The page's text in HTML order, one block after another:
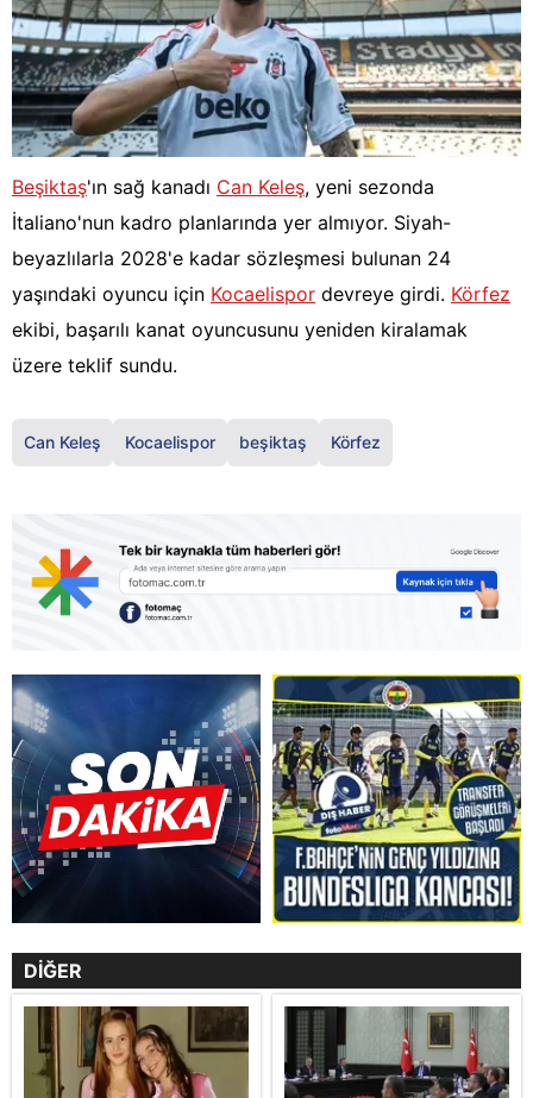
Beşiktaş'ın sağ kanadı Can Keleş, yeni sezonda
İtaliano'nun kadro planlarında yer almıyor. Siyah-
beyazlılarla 2028'e kadar sözleşmesi bulunan 24
yaşındaki oyuncu için Kocaelispor devreye girdi. Körfez
ekibi, başarılı kanat oyuncusunu yeniden kiralamak
üzere teklif sundu.
Can Keleş Kocaelispor beşiktaş Körfez
DİĞER